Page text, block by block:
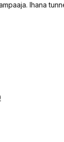
Ihana